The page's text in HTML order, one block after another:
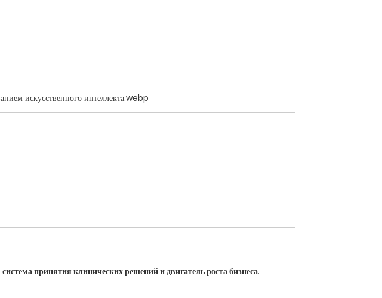
система принятия клинических решений и двигатель роста бизнеса.